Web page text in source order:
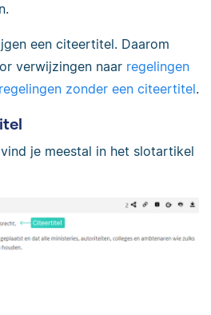
een citeertitel. Daarom
verwijzingen naar regelingen
regelingen zonder een citeertitel.
je meestal in het slotartikel